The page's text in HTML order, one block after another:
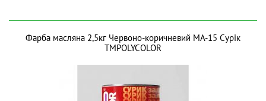
Фарба масляна 2,5кг Червоно-коричневий МА-15 Сурік
ТМPOLYCOLOR